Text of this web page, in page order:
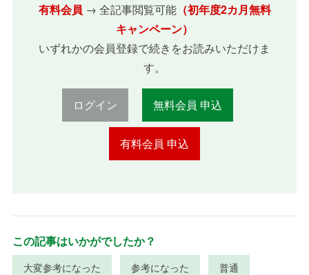
有料会員 → 全記事閲覧可能（初年度2カ月無料
キャンペーン）
いずれかの会員登録で続きをお読みいただけま
す。
ログイン 無料会員 申込
有料会員 申込
この記事はいかがでしたか？
大変参考になった 参考になった 普通